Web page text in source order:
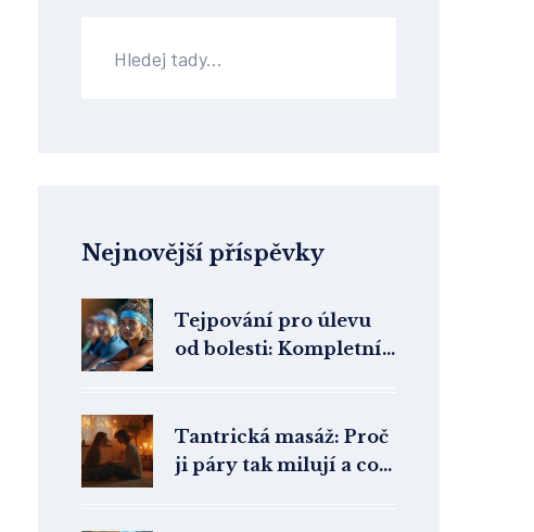
Nejnovější příspěvky
Tejpování pro úlevu
od bolesti: Kompletní
tapováním
Tantrická masáž: Proč
ji páry tak milují a co